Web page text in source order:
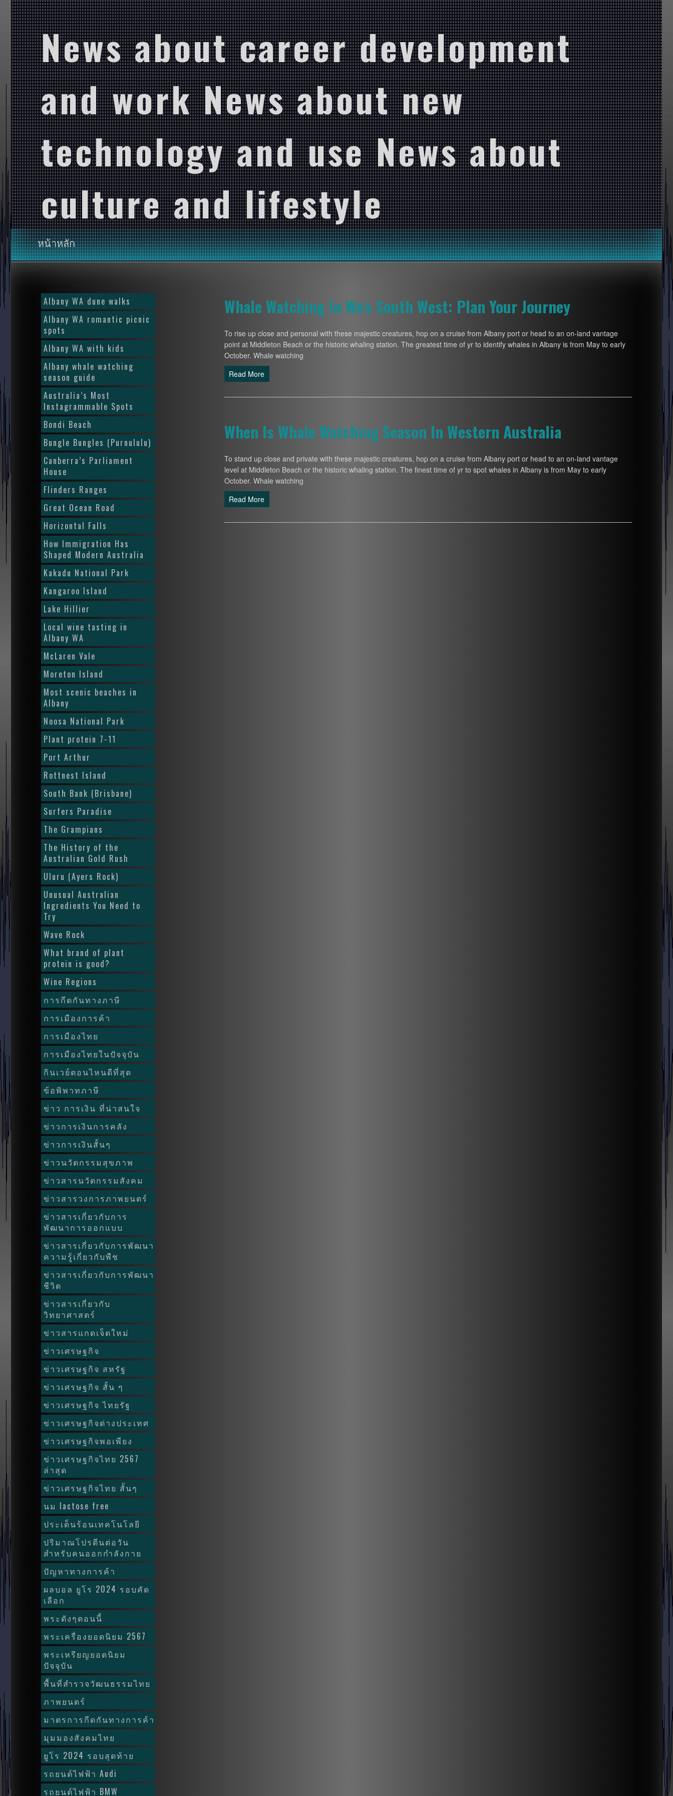
News about career development
and work News about new
technology and use News about
culture and lifestyle
หน้าหลัก
Whale Watching In Wa’s South West: Plan Your Journey
To rise up close and personal with these majestic creatures, hop on a cruise from Albany port or head to an on-land vantage
point at Middleton Beach or the historic whaling station. The greatest time of yr to identify whales in Albany is from May to early
October. Whale watching
Read More
When Is Whale Watching Season In Western Australia
To stand up close and private with these majestic creatures, hop on a cruise from Albany port or head to an on-land vantage
level at Middleton Beach or the historic whaling station. The finest time of yr to spot whales in Albany is from May to early
October. Whale watching
Read More
Albany WA dune walks
Albany WA romantic picnic
spots
Albany WA with kids
Albany whale watching
season guide
Australia’s Most
Instagrammable Spots
Bondi Beach
Bungle Bungles (Purnululu)
Canberra’s Parliament
House
Flinders Ranges
Great Ocean Road
Horizontal Falls
How Immigration Has
Shaped Modern Australia
Kakadu National Park
Kangaroo Island
Lake Hillier
Local wine tasting in
Albany WA
McLaren Vale
Moreton Island
Most scenic beaches in
Albany
Noosa National Park
Plant protein 7-11
Port Arthur
Rottnest Island
South Bank (Brisbane)
Surfers Paradise
The Grampians
The History of the
Australian Gold Rush
Uluru (Ayers Rock)
Unusual Australian
Ingredients You Need to
Try
Wave Rock
What brand of plant
protein is good?
Wine Regions
การกีดกันทางภาษี
การเมืองการค้า
การเมืองไทย
การเมืองไทยในปัจจุบัน
กินเวย์ตอนไหนดีที่สุด
ข้อพิพาทภาษี
ข่าว การเงิน ที่น่าสนใจ
ข่าวการเงินการคลัง
ข่าวการเงินสั้นๆ
ข่าวนวัตกรรมสุขภาพ
ข่าวสารนวัตกรรมสังคม
ข่าวสารวงการภาพยนตร์
ข่าวสารเกี่ยวกับการ
พัฒนาการออกแบบ
ข่าวสารเกี่ยวกับการพัฒนา
ความรู้เกี่ยวกับพืช
ข่าวสารเกี่ยวกับการพัฒนา
ชีวิต
ข่าวสารเกี่ยวกับ
วิทยาศาสตร์
ข่าวสารแกดเจ็ตใหม่
ข่าวเศรษฐกิจ
ข่าวเศรษฐกิจ สหรัฐ
ข่าวเศรษฐกิจ สั้น ๆ
ข่าวเศรษฐกิจ ไทยรัฐ
ข่าวเศรษฐกิจต่างประเทศ
ข่าวเศรษฐกิจพอเพียง
ข่าวเศรษฐกิจไทย 2567
ล่าสุด
ข่าวเศรษฐกิจไทย สั้นๆ
นม lactose free
ประเด็นร้อนเทคโนโลยี
ปริมาณโปรตีนต่อวัน
สำหรับคนออกกำลังกาย
ปัญหาทางการค้า
ผลบอล ยูโร 2024 รอบคัด
เลือก
พระดังๆตอนนี้
พระเครื่องยอดนิยม 2567
พระเหรียญยอดนิยม
ปัจจุบัน
พื้นที่สำรวจวัฒนธรรมไทย
ภาพยนตร์
มาตรการกีดกันทางการค้า
มุมมองสังคมไทย
ยูโร 2024 รอบสุดท้าย
รถยนต์ไฟฟ้า Audi
รถยนต์ไฟฟ้า BMW